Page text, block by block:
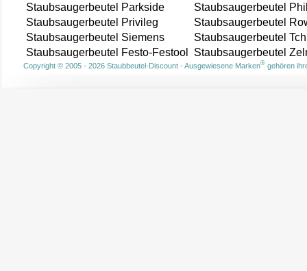
Staubsaugerbeutel Parkside
Staubsaugerbeutel
Staubsaugerbeutel Privileg
Staubsaugerbeutel
Staubsaugerbeutel Siemens
Staubsaugerbeutel
Staubsaugerbeutel Festo-Festool
Staubsaugerbeutel
Copyright © 2005 - 2026 Staubbeutel-Discount - Ausgewiesene Marken®gehören